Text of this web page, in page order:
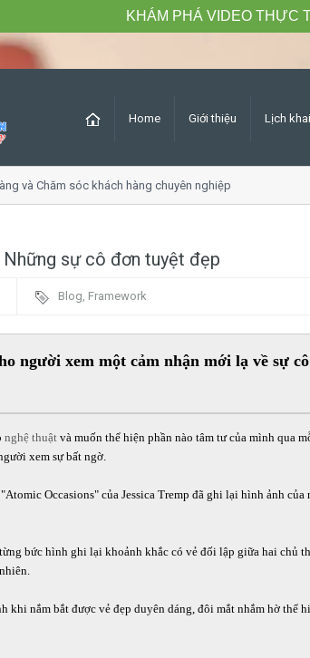
Home Giới thiệu Lịch
Chăm sóc khách hàng chuyên nghiệp
Những sự cô đơn tuyệt đẹp
Blog, Framework
người xem một cảm nhận mới lạ về sự
nghệ thuật và muốn thể hiện phần nào tâm tư của mình qua
xem sự bất ngờ.
Occasions" của Jessica Tremp đã ghi lại hình ảnh
bức hình ghi lại khoảnh khắc có vẻ đối lập giữa hai chủ
khi nắm bắt được vẻ đẹp duyên dáng, đôi mắt nhắm hờ thể
KHÁM PHÁ VIDEO THỰC